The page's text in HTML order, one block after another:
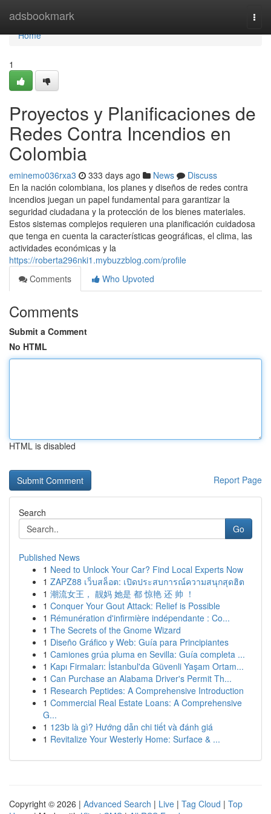
adsbookmark
Home
Home
1
Proyectos y Planificaciones de
Redes Contra Incendios en
Colombia
eminemo036rxa3 333 days ago News
Discuss
En la nación colombiana, los planes y diseños de redes contra
incendios juegan un papel fundamental para garantizar la
seguridad ciudadana y la protección de los bienes materiales.
Estos sistemas complejos requieren una planificación cuidadosa
que tenga en cuenta la características geográficas, el clima, las
actividades económicas y la
https://roberta296nki1.mybuzzblog.com/profile
Comments
Who Upvoted
Comments
Submit a Comment
No HTML
HTML is disabled
Report Page
Search
Go
Published News
1 Need to Unlock Your Car? Find Local Experts Now
1 ZAPZ88 เว็บสล็อต: เปิดประสบการณ์ความสนุกสุดฮิต
1 潮流女王， 靓妈 她是 都 惊艳 还 帅 ！
1 Conquer Your Gout Attack: Relief is Possible
1 Rémunération d'infirmière indépendante : Co...
1 The Secrets of the Gnome Wizard
1 Diseño Gráfico y Web: Guía para Principiantes
1 Camiones grúa pluma en Sevilla: Guía completa ...
1 Kapı Firmaları: İstanbul'da Güvenli Yaşam Ortam...
1 Can Purchase an Alabama Driver's Permit Th...
1 Research Peptides: A Comprehensive Introduction
1 Commercial Real Estate Loans: A Comprehensive
G...
1 123b là gì? Hướng dẫn chi tiết và đánh giá
1 Revitalize Your Westerly Home: Surface & ...
Copyright © 2026 | Advanced Search | Live | Tag Cloud | Top